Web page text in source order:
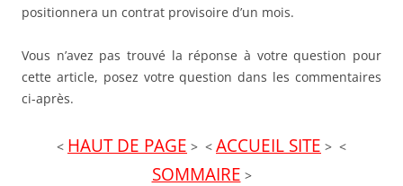
positionnera un contrat provisoire d’un mois.
Vous n’avez pas trouvé la réponse à votre question pour
cette article, posez votre question dans les commentaires
ci-après.
< HAUT DE PAGE > < ACCUEIL SITE > <
SOMMAIRE >